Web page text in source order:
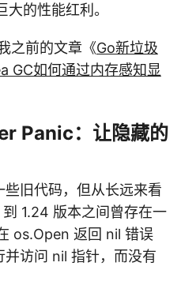
的性能红利。
之前的文章《Go新垃圾
GC如何通过内存感知显
Panic：让隐藏的
些旧代码，但从长远来看
1.24 版本之间曾存在一
os.Open 返回 nil 错误
并访问 nil 指针，而没有